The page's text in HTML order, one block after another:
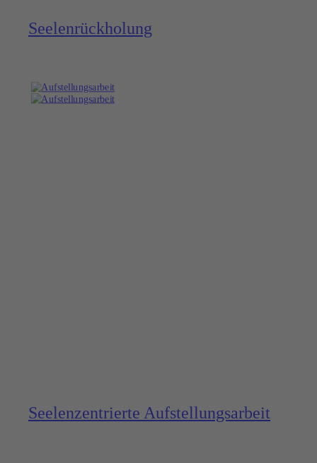
Seelen­rückholung
Seelen­zentrierte Aufstel­lungs­arbeit